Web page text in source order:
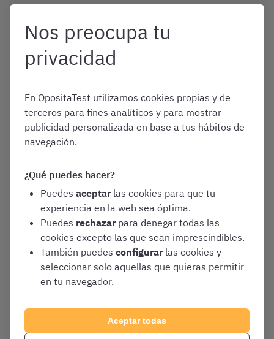
extra)
Conoce nuestra
plataforma
Regístrate gratis
Nos preocupa tu
privacidad
En OpositaTest utilizamos cookies propias y de
terceros para fines analíticos y para mostrar
publicidad personalizada en base a tus hábitos de
navegación.
¿Qué puedes hacer?
Puedes aceptar las cookies para que tu
experiencia en la web sea óptima.
Puedes rechazar para denegar todas las
cookies excepto las que sean imprescindibles.
También puedes configurar las cookies y
seleccionar solo aquellas que quieras permitir
en tu navegador.
Aceptar todas